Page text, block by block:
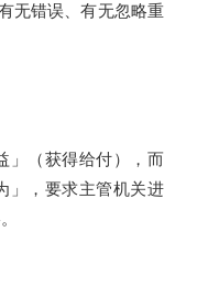
无错误、有无忽略重
」（获得给付），而
」，要求主管机关进